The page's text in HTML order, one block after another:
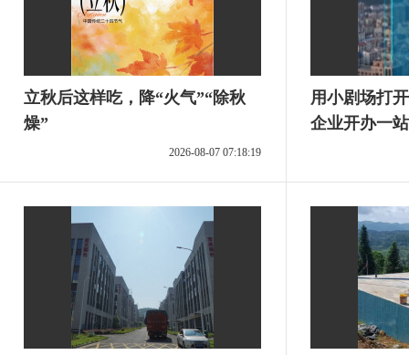
立秋后这样吃，降“火气”“除秋
燥”
2026-08-07 07:18:19
用小剧场打
企业开办一